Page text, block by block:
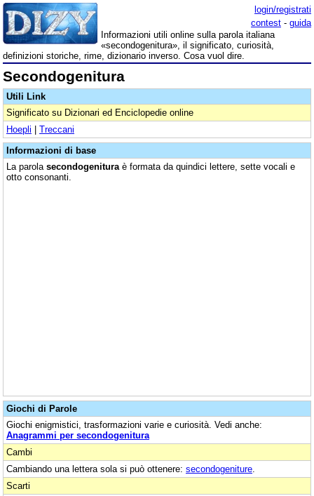
login/registrati
contest - guida
Informazioni utili online sulla parola italiana
«secondogenitura», il significato, curiosità,
definizioni storiche, rime, dizionario inverso. Cosa vuol dire.
Secondogenitura
Utili Link
Significato su Dizionari ed Enciclopedie online
Hoepli | Treccani
Informazioni di base
La parola secondogenitura è formata da quindici lettere, sette vocali e
otto consonanti.
Giochi di Parole
Giochi enigmistici, trasformazioni varie e curiosità. Vedi anche:
Anagrammi per secondogenitura
Cambi
Cambiando una lettera sola si può ottenere: secondogeniture
Scarti